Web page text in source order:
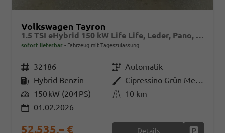
Volkswagen Tayron
1.5 TSI eHybrid 150 kW Life Life, Leder, Pano, HuD, AHK, AreaView, Side, Navi, Winter, 5-J. Garantie
sofort lieferbar Fahrzeug mit Tageszulassung
Fahrzeugnr. 32186 GetriebeAutomatik
Kraftstoff Hybrid Benzin Außenfarbe
Cipressino Grün Metallic
Leistung 150 kW (204 PS) Kilometerstand 10 km
01.02.2026
52.535,– € Details